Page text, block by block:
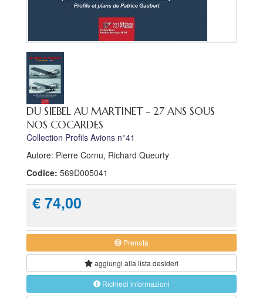
DU SIEBEL AU MARTINET - 27 ANS SOUS
NOS COCARDES
Collection Profils Avions n°41
Autore: Pierre Cornu, Richard Queurty
Codice: 569D005041
€ 74,00
Prenota
aggiungi alla lista desideri
Richiedi informazioni